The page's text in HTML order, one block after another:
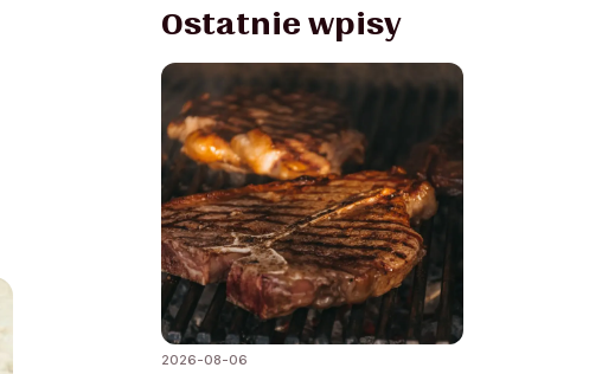
Ostatnie wpisy
2026-08-06